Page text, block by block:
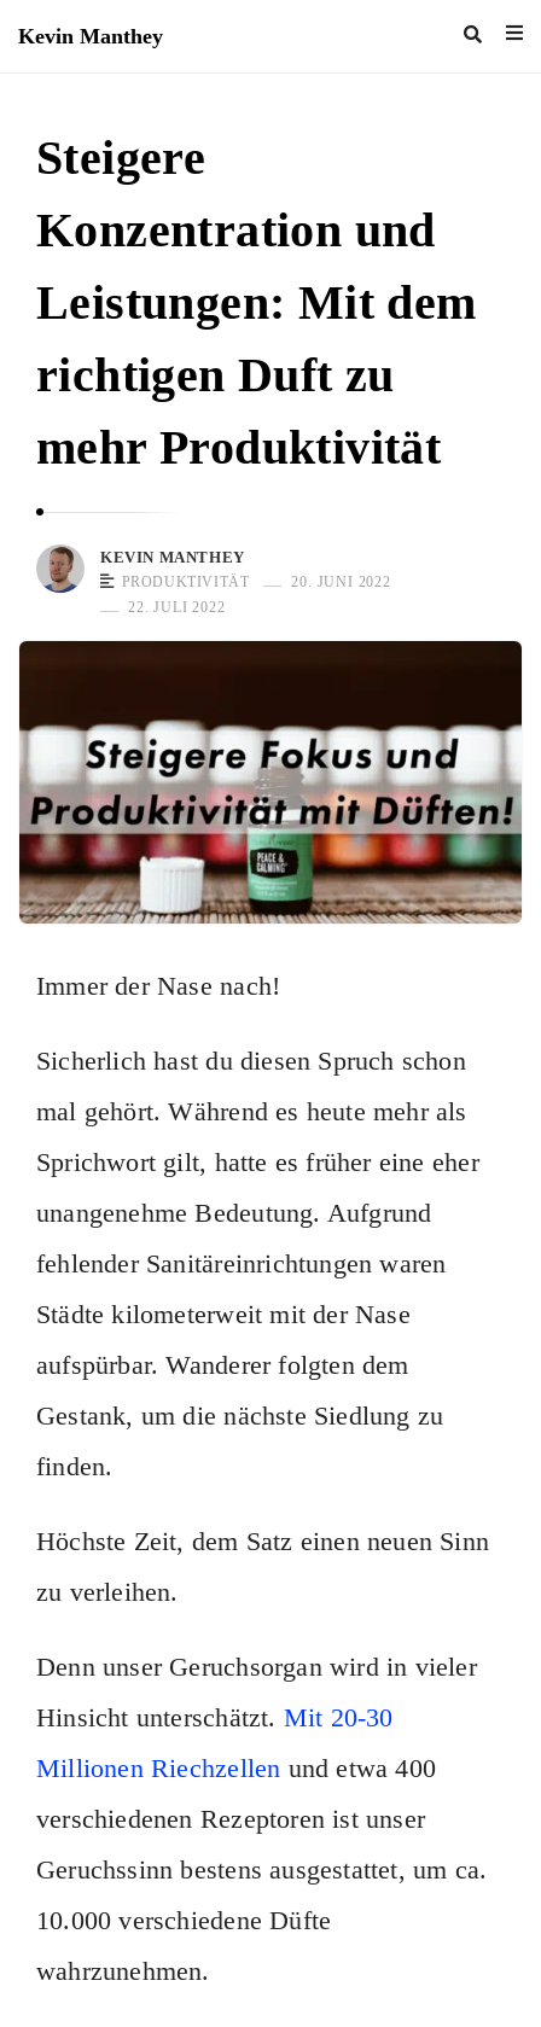
Kevin Manthey
M
Steigere
Konzentration und
Leistungen: Mit dem
richtigen Duft zu
mehr Produktivität
KEVIN MANTHEY
PRODUKTIVITÄT
20. JUNI 2022
22. JULI 2022
Immer der Nase nach!
Sicherlich hast du diesen Spruch schon
mal gehört. Während es heute mehr als
Sprichwort gilt, hatte es früher eine eher
unangenehme Bedeutung. Aufgrund
fehlender Sanitäreinrichtungen waren
Städte kilometerweit mit der Nase
aufspürbar. Wanderer folgten dem
Gestank, um die nächste Siedlung zu
finden.
Höchste Zeit, dem Satz einen neuen Sinn
zu verleihen.
Denn unser Geruchsorgan wird in vieler
Hinsicht unterschätzt. Mit 20-30
Millionen Riechzellen und etwa 400
verschiedenen Rezeptoren ist unser
Geruchssinn bestens ausgestattet, um ca.
10.000 verschiedene Düfte
wahrzunehmen.